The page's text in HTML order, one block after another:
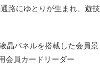
路にゆとりが生まれ、遊技
晶パネルを搭載した会員景
会員カードリーダー